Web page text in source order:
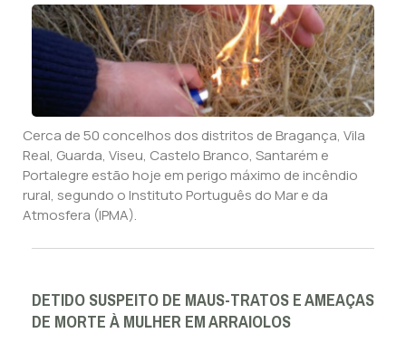
Cerca de 50 concelhos dos distritos de Bragança, Vila
Real, Guarda, Viseu, Castelo Branco, Santarém e
Portalegre estão hoje em perigo máximo de incêndio
rural, segundo o Instituto Português do Mar e da
Atmosfera (IPMA).
DETIDO SUSPEITO DE MAUS-TRATOS E AMEAÇAS
DE MORTE À MULHER EM ARRAIOLOS